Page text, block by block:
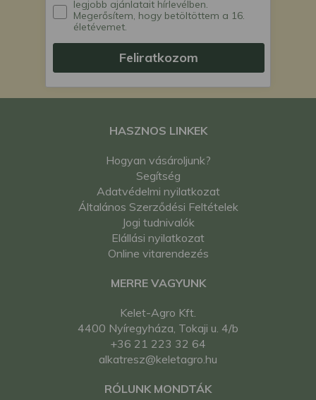
legjobb ajánlatait hírlevélben.
Megerősítem, hogy betöltöttem a 16.
életévemet.
Feliratkozom
HASZNOS LINKEK
Hogyan vásároljunk?
Segítség
Adatvédelmi nyilatkozat
Általános Szerződési Feltételek
Jogi tudnivalók
Elállási nyilatkozat
Online vitarendezés
MERRE VAGYUNK
Kelet-Agro Kft.
4400 Nyíregyháza, Tokaji u. 4/b
+36 21 223 32 64
alkatresz@keletagro.hu
RÓLUNK MONDTÁK